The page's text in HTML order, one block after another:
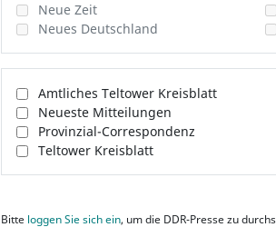
Neue Zeit
Neues Deutschland
Amtliches Teltower Kreisblatt
Neueste Mitteilungen
Provinzial-Correspondenz
Teltower Kreisblatt
Bitte loggen Sie sich ein, um die DDR-Presse zu